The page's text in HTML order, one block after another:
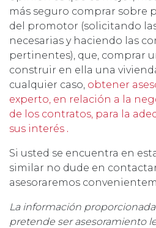
más seguro comprar sobre
del promotor (solicitando
necesarias y haciendo las
pertinentes), que, comprar
construir en ella una
cualquier caso, obtener
experto, en relación a la
de los contratos, para la
sus interés .
Si usted se encuentra en
similar no dude en
asesoraremos
La información
pretende ser asesoramiento